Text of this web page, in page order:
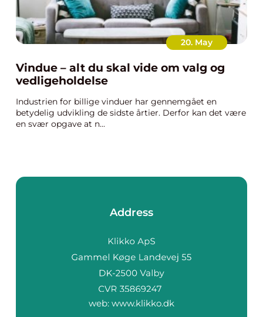
20. May
Vindue – alt du skal vide om valg og
vedligeholdelse
Industrien for billige vinduer har gennemgået en
betydelig udvikling de sidste årtier. Derfor kan det være
en svær opgave at n...
Address
web: www.klikko.dk